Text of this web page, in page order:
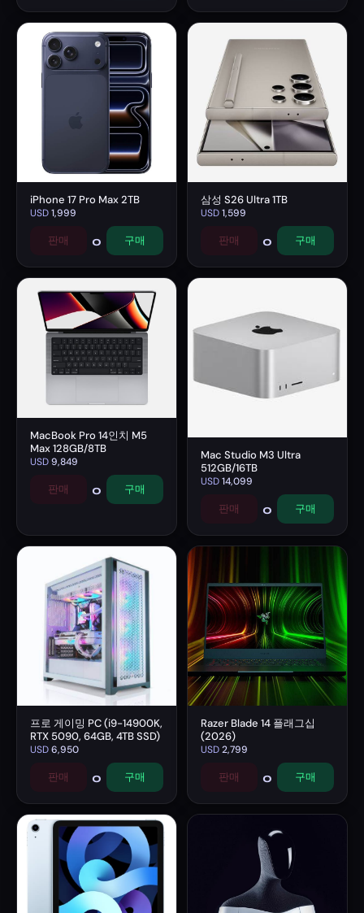
iPhone 17 Pro Max 2TB
USD1,999
판매 0 구매
삼성 S26 Ultra 1TB
USD1,599
판매 0 구매
MacBook Pro 14인치 M5
Max 128GB/8TB
USD9,849
판매 0 구매
Mac Studio M3 Ultra
512GB/16TB
USD14,099
판매 0 구매
프로 게이밍 PC (i9-14900K,
RTX 5090, 64GB, 4TB SSD)
USD6,950
판매 0 구매
Razer Blade 14 플래그십
(2026)
USD2,799
판매 0 구매